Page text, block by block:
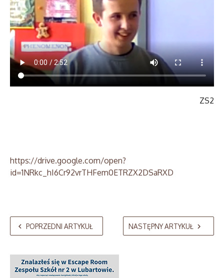
ZS2
https://drive.google.com/open?
id=1NRkc_hI6Cr92vrTHFem0ETRZX2DSaRXD
POPRZEDNI ARTYKUŁ NASTĘPNY ARTYKUŁ